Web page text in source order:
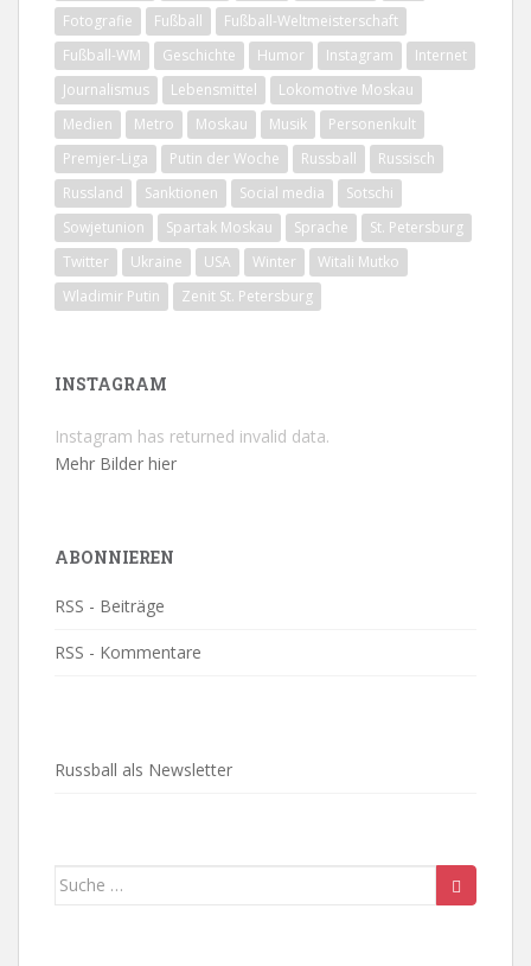
Fotografie
Fußball
Fußball-Weltmeisterschaft
Fußball-WM
Geschichte Humor Instagram
Internet
Journalismus
Lebensmittel
Lokomotive Moskau
Medien
Metro Moskau Musik
Personenkult
Premjer-Liga
Putin der Woche Russball
Russisch
Russland
Sanktionen Social media
Sotschi
Sowjetunion
Spartak Moskau Sprache
St. Petersburg
Twitter
Ukraine USA Winter
Witali Mutko
Wladimir Putin
Zenit St. Petersburg
INSTAGRAM
Instagram has returned invalid data.
Mehr Bilder hier
ABONNIEREN
RSS - Beiträge
RSS - Kommentare
Russball als Newsletter
Suche